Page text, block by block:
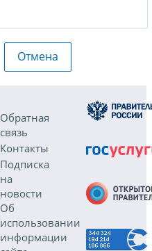
Отмена
Обратная
связь
Контакты
Подписка
на
новости
Об
использовании
информации